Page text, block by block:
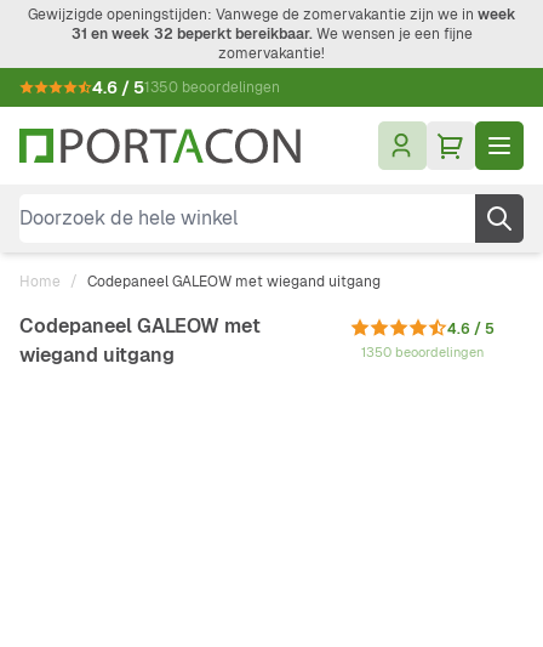
Ga naar de inhoud
Gewijzigde openingstijden: Vanwege de zomervakantie zijn we in week
31 en week 32 beperkt bereikbaar.We wensen je een fijne
zomervakantie!
4.6 / 51350 beoordelingen
Doorzoek de hele winkel
Home / Codepaneel GALEOW met wiegand uitgang
Codepaneel GALEOW met
wiegand uitgang
4.6 / 5
1350 beoordelingen